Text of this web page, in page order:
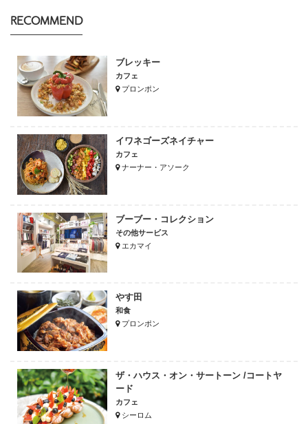
RECOMMEND
ブレッキー
カフェ
プロンポン
イワネゴーズネイチャー
カフェ
ナーナー・アソーク
ブーブー・コレクション
その他サービス
エカマイ
やす田
和食
プロンポン
ザ・ハウス・オン・サートーン /コートヤ
ード
カフェ
シーロム